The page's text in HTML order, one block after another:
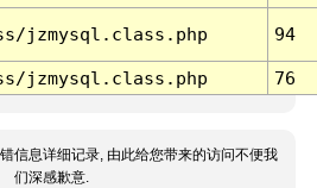
jzmysql.class.php 94
jzmysql.class.php 76
信息详细记录, 由此给您带来的访问不便我
们深感歉意.